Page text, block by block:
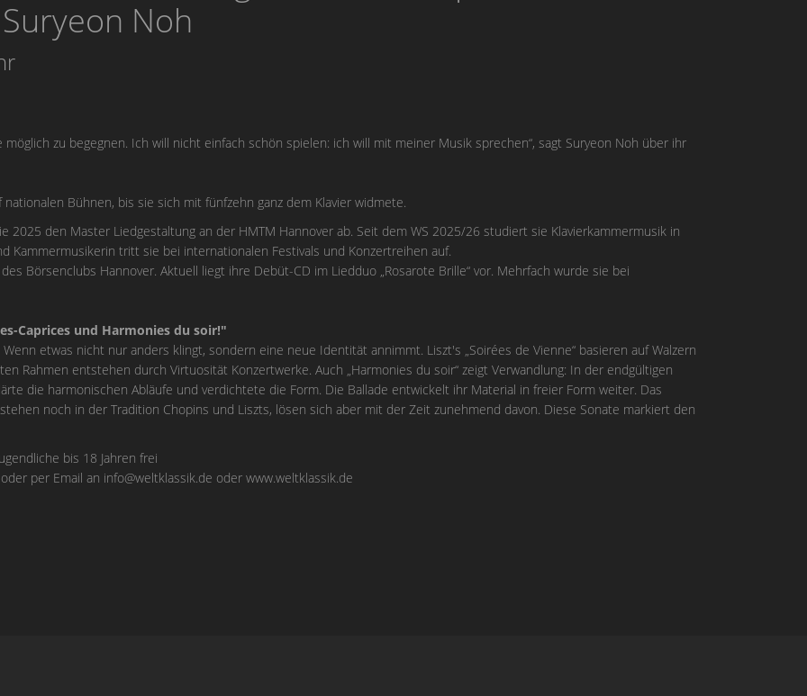
Noh
zu begegnen. Ich will nicht einfach schön spielen: ich will mit meiner Musik sprechen“, sagt Suryeon Noh über ihr
Bühnen, bis sie sich mit fünfzehn ganz dem Klavier widmete.
2025 den Master Liedgestaltung an der HMTM Hannover ab. Seit dem WS 2025/26 studiert sie Klavierkammermusik in
Kammermusikerin tritt sie bei internationalen Festivals und Konzertreihen auf.
Börsenclubs Hannover. Aktuell liegt ihre Debüt-CD im Liedduo „Rosarote Brille“ vor. Mehrfach wurde sie bei
Caprices und Harmonies du soir!"
etwas nicht nur anders klingt, sondern eine neue Identität annimmt. Liszt's „Soirées de Vienne“ basieren auf Walzern
Rahmen entstehen durch Virtuosität Konzertwerke. Auch „Harmonies du soir“ zeigt Verwandlung: In der endgültigen
die harmonischen Abläufe und verdichtete die Form. Die Ballade entwickelt ihr Material in freier Form weiter. Das
noch in der Tradition Chopins und Liszts, lösen sich aber mit der Zeit zunehmend davon. Diese Sonate markiert den
bis 18 Jahren frei
per Email an info@weltklassik.de oder www.weltklassik.de